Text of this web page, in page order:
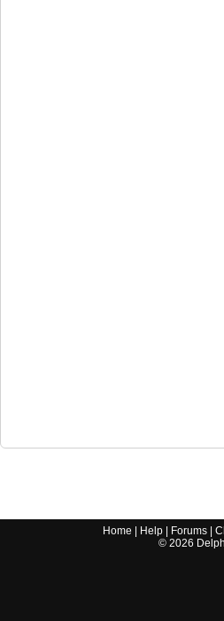
Home Help Forums |
© 2026